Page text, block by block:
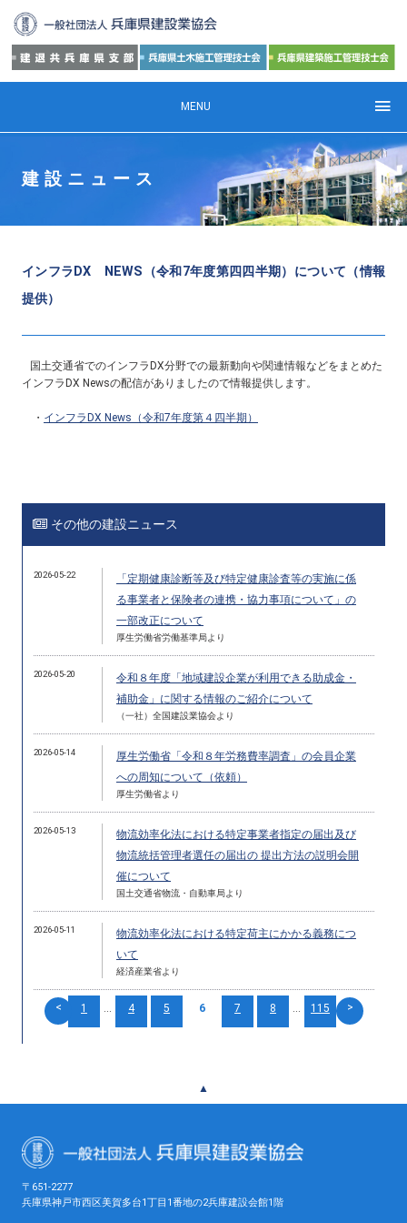
MENU
建設ニュース
インフラDX NEWS（令和7年度第四四半期）について（情報
提供）
国土交通省でのインフラDX分野での最新動向や関連情報などをまとめた
インフラDX Newsの配信がありましたので情報提供します。
・ インフラDX News （令和7年度第４四半期）
その他の建設ニュース
2026-05-22
「定期健康診断等及び特定健康診査等の実施に係
る事業者と保険者の連携・協力事項について」の
一部改正について
厚生労働省労働基準局より
2026-05-20
令和８年度「地域建設企業が利用できる助成金・
補助金」に関する情報のご紹介について
（一社）全国建設業協会より
2026-05-14
厚生労働省「令和８年労務費率調査」の会員企業
への周知について（依頼）
厚生労働省より
2026-05-13
物流効率化法における特定事業者指定の届出及び
物流統括管理者選任の届出の 提出方法の説明会開
催について
国土交通省物流・自動車局より
2026-05-11
物流効率化法における特定荷主にかかる義務につ
いて
経済産業省より
< 1 ... 4 5 6 7 8 ... 115 >
▲
〒651-2277
兵庫県神戸市西区美賀多台1丁目1番地の2兵庫建設会館1階